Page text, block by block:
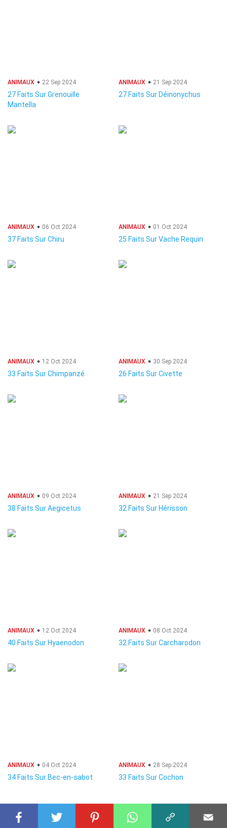
ANIMAUX 22 Sep 2024
27 Faits Sur Grenouille
Mantella
ANIMAUX 21 Sep 2024
27 Faits Sur Déinonychus
ANIMAUX 06 Oct 2024
37 Faits Sur Chiru
ANIMAUX 01 Oct 2024
25 Faits Sur Vache Requin
ANIMAUX 12 Oct 2024
33 Faits Sur Chimpanzé
ANIMAUX 30 Sep 2024
26 Faits Sur Civette
ANIMAUX 09 Oct 2024
38 Faits Sur Aegicetus
ANIMAUX 21 Sep 2024
32 Faits Sur Hérisson
ANIMAUX 12 Oct 2024
40 Faits Sur Hyaenodon
ANIMAUX 08 Oct 2024
32 Faits Sur Carcharodon
ANIMAUX 04 Oct 2024
34 Faits Sur Bec-en-sabot
ANIMAUX 28 Sep 2024
33 Faits Sur Cochon